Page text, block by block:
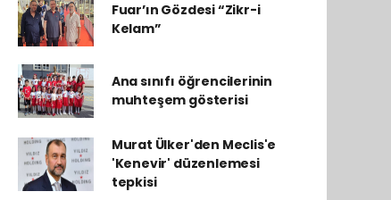
Fuar’ın Gözdesi “Zikr-i
Kelam”
Ana sınıfı öğrencilerinin
muhteşem gösterisi
Murat Ülker'den Meclis'e
'Kenevir' düzenlemesi
tepkisi